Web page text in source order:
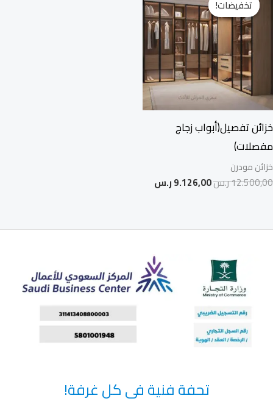
تخفيضات!
تخفيضات!
خزائن تفصيل(أبواب زجاج
مفصلات)
خزائن مودرن
12.500,00ر.س
هو:
12.500,00 ر.س.
9.126,00ر.س
هو:
9.126,00 ر.س.
تحفة فنية فى كل غرفة!